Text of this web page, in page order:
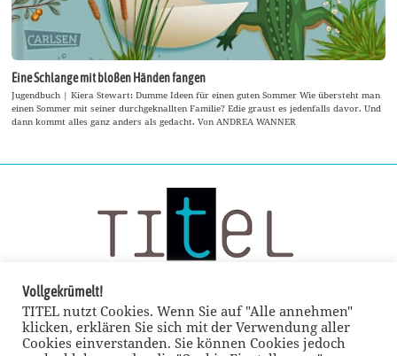
Eine Schlange mit bloßen Händen fangen
Jugendbuch | Kiera Stewart: Dumme Ideen für einen guten Sommer Wie übersteht man
einen Sommer mit seiner durchgeknallten Familie? Edie graust es jedenfalls davor. Und
dann kommt alles ganz anders als gedacht. Von ANDREA WANNER
Vollgekrümelt!
TITEL nutzt Cookies. Wenn Sie auf "Alle annehmen"
klicken, erklären Sie sich mit der Verwendung aller
Cookies einverstanden. Sie können Cookies jedoch